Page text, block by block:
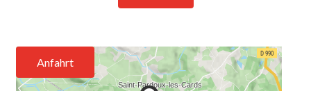
Anfahrt